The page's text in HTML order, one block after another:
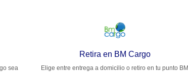
sea
Retira en BM Cargo
Elige entre entrega a domicilio o retiro en tu punto BM